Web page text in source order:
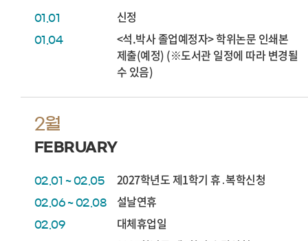
01.01 신정
01.04
<석.박사 졸업예정자> 학위논문 인쇄본
제출(예정) (※도서관 일정에 따라 변경될
수 있음)
2월
FEBRUARY
02.01 ~ 02.05 2027학년도 제1학기 휴․복학신청
02.06 ~ 02.08 설날연휴
02.09 대체휴업일